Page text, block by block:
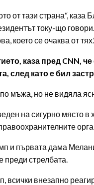
от тази страна“,
току-що
което се очаква от
каза пред CNN,
след като е бил
мъжа, но не видяла
на сигурно място в
и първата дама
стрелбата.
всички внезапно